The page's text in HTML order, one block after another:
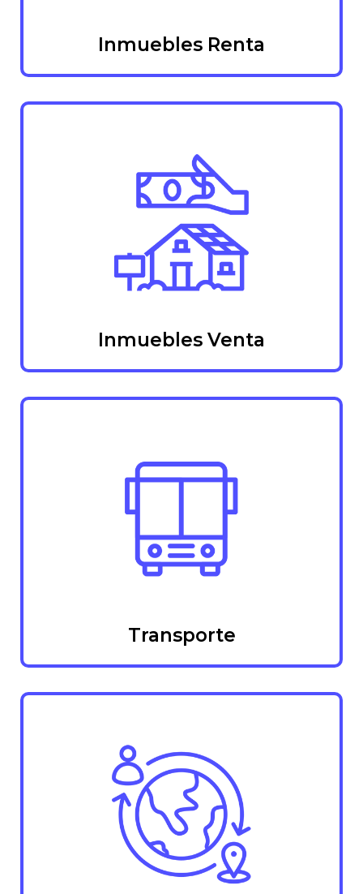
Inmuebles Renta
Inmuebles Venta
Transporte